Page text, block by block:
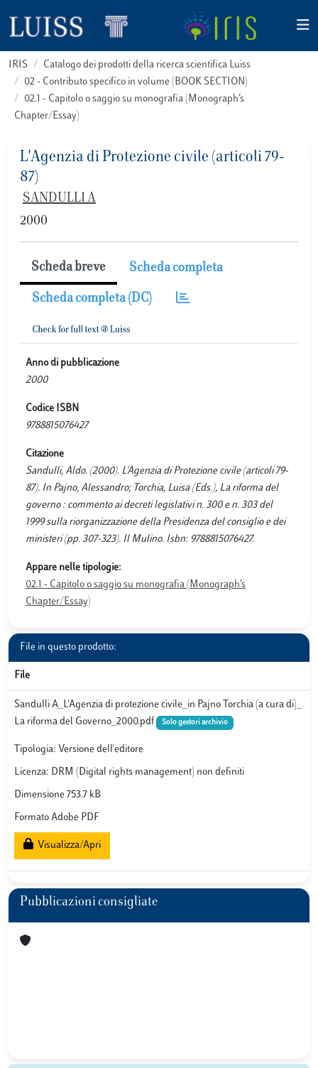
IRIS
Catalogo dei prodotti della ricerca scientifica Luiss
02 - Contributo specifico in volume (BOOK SECTION)
02.1 - Capitolo o saggio su monografia (Monograph’s
Chapter/Essay)
L'Agenzia di Protezione civile (articoli 79-
87)
SANDULLI A
2000
Scheda breve Scheda completa
Scheda completa (DC)
Anno di pubblicazione
2000
Codice ISBN
9788815076427
Citazione
Sandulli, Aldo. (2000). L'Agenzia di Protezione civile (articoli 79-
87). In Pajno, Alessandro; Torchia, Luisa (Eds.), La riforma del
governo : commento ai decreti legislativi n. 300 e n. 303 del
1999 sulla riorganizzazione della Presidenza del consiglio e dei
ministeri (pp. 307-323). Il Mulino. Isbn: 9788815076427.
Appare nelle tipologie:
02.1 - Capitolo o saggio su monografia (Monograph’s
Chapter/Essay)
File in questo prodotto:
File
Sandulli A_L'Agenzia di protezione civile_in Pajno Torchia (a cura di)_
La riforma del Governo_2000.pdf
Solo gestori archivio
Tipologia: Versione dell'editore
Licenza: DRM (Digital rights management) non definiti
Dimensione 753.7 kB
Formato Adobe PDF
Visualizza/Apri
Pubblicazioni consigliate